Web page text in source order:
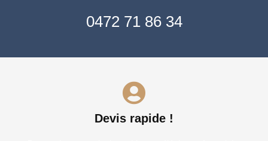
0472 71 86 34
Devis rapide !